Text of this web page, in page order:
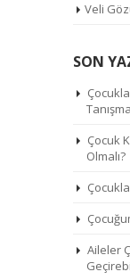
Veli
SON
Çocuk
Olmalı?
Aileler